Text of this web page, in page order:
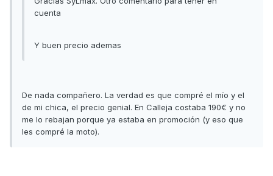
cuenta
Y buen precio ademas
De nada compañero. La verdad es que compré el mío y el
de mi chica, el precio genial. En Calleja costaba 190€ y no
me lo rebajan porque ya estaba en promoción (y eso que
les compré la moto).